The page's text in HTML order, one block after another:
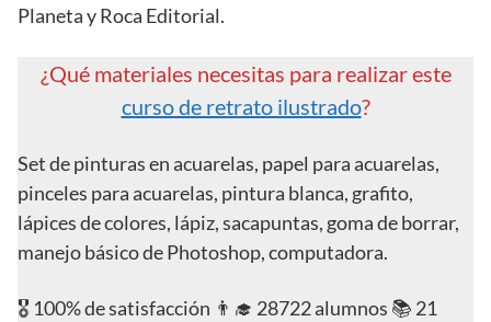
Planeta y Roca Editorial.
¿Qué materiales necesitas para realizar este
curso de retrato ilustrado?
Set de pinturas en acuarelas, papel para acuarelas,
pinceles para acuarelas, pintura blanca, grafito,
lápices de colores, lápiz, sacapuntas, goma de borrar,
manejo básico de Photoshop, computadora.
🎖️ 100% de satisfacción 👨‍🎓 28722 alumnos 📚 21